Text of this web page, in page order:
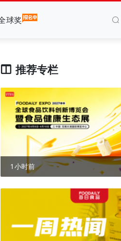
球奖
推荐专栏
1小时前